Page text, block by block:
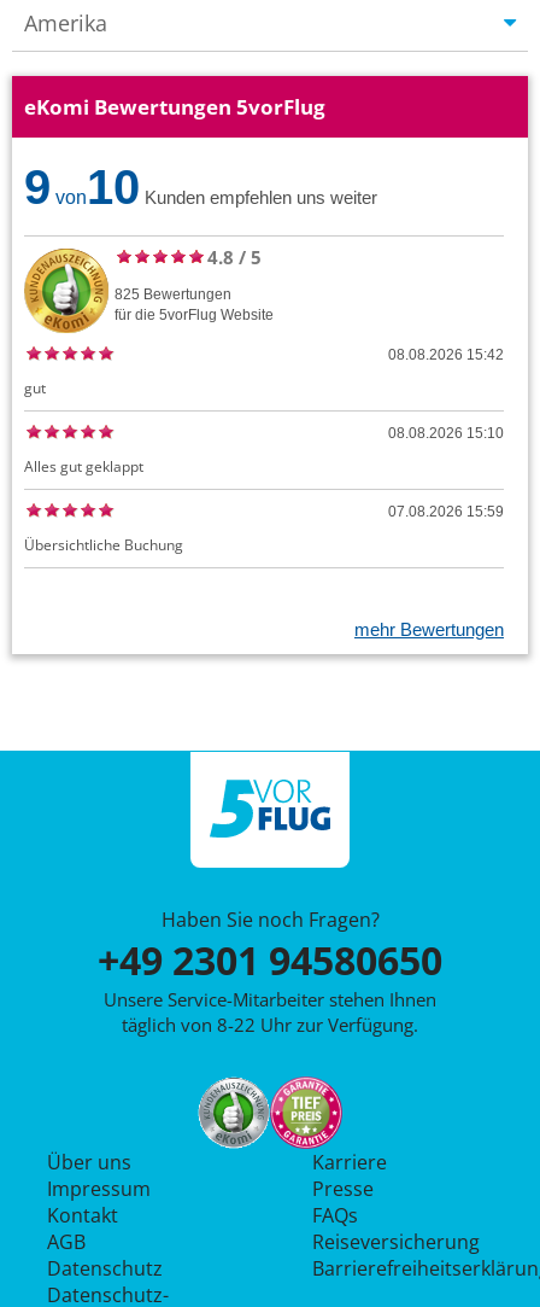
Amerika
eKomi Bewertungen 5vorFlug
9 von10 Kunden empfehlen uns weiter
4.8 / 5
825 Bewertungen
für die 5vorFlug Website
08.08.2026 15:42
gut
08.08.2026 15:10
Alles gut geklappt
07.08.2026 15:59
Übersichtliche Buchung
mehr Bewertungen
Haben Sie noch Fragen?
+49 2301 94580650
Unsere Service-Mitarbeiter stehen Ihnen
täglich von 8-22 Uhr zur Verfügung.
Über uns
Impressum
Kontakt
AGB
Datenschutz
Datenschutz­
Karriere
Presse
FAQs
Reiseversicherung